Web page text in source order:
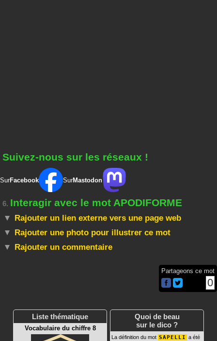
Suivez-nous sur les réseaux !
SurFacebook SurMastodon
6. Interagir avec le mot APODIFORME
Rajouter un lien externe vers une page web
Rajouter une photo pour illustrer ce mot
Rajouter un commentaire
Partageons ce mot
0
Liste thématique
Vocabulaire du chiffre 8
Quoi de beau
sur le dico ?
La définition du mot SAPELLI a été